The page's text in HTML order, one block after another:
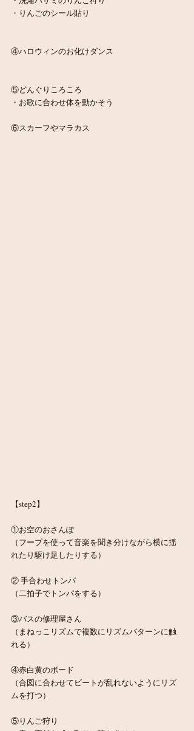
・りんごのシール貼り
④ハロウィンのお化けダンス
⑤どんぐりころころ
・お歌に合わせ体を動かそう
⑥スカーフやマラカス
【step2】
①お空のおさんぽ
（フープを使って音楽を聞き分けながら横に揺
れたり駆け足したりする）
② 手合わせトンパ
（二拍子でトンパをする）
③バスの修理屋さん
（まねっこリズムで複数にリズムパターンに触
れる）
④赤白黄のボード
（合図に合わせてビートが乱れないようにリズ
ムを打つ）
⑤りんご狩り